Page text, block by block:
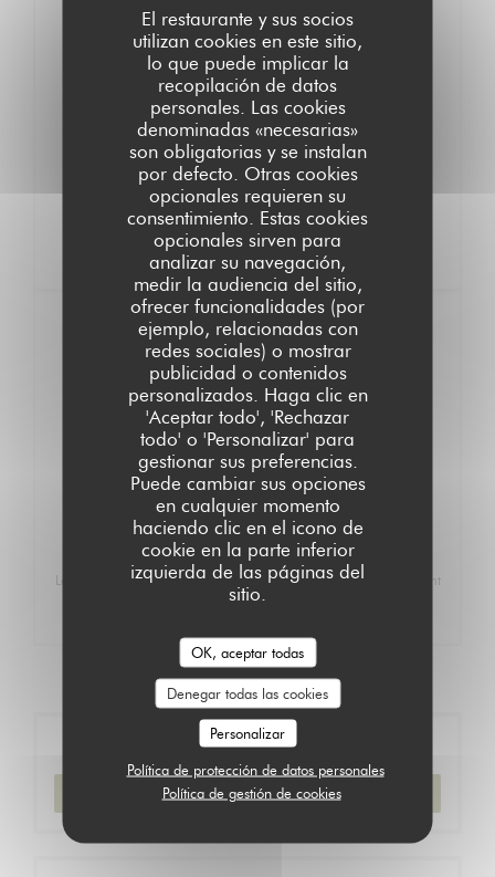
El restaurante y sus socios
utilizan cookies en este sitio,
lo que puede implicar la
recopilación de datos
personales. Las cookies
denominadas «necesarias»
son obligatorias y se instalan
por defecto. Otras cookies
opcionales requieren su
consentimiento. Estas cookies
opcionales sirven para
analizar su navegación,
medir la audiencia del sitio,
ofrecer funcionalidades (por
ejemplo, relacionadas con
redes sociales) o mostrar
publicidad o contenidos
personalizados. Haga clic en
'Aceptar todo', 'Rechazar
todo' o 'Personalizar' para
gestionar sus preferencias.
Puede cambiar sus opciones
en cualquier momento
haciendo clic en el icono de
cookie en la parte inferior
izquierda de las páginas del
sitio.
OK, aceptar todas
Denegar todas las cookies
Personalizar
Política de protección de datos personales
Política de gestión de cookies
Mousse chocolat
, crumble de sarrasin
LISTA DE ALÉRGENOS
Biscuit génoise, gelée de rhubarbe
, crème vanille comptée de rhubarbe
LISTA DE ALÉRGENOS
Dessert atypique
Dessert à base de légumes selon l inspiration de Mikoto
LISTA DE ALÉRGENOS
Formules
Formule Découverte
42,00 EUR
3 plats + 1 dessert au choix
Formule dégustation
51,00 EUR
Les 5 plats en version dégustations + 1 dessert au choix
Le restaurant est ouvert du jeudi soir au lundi soir, Il est fortement
recommandé de toujours réserver à l'avance. Nous nous
Reserva
RESERVAR UNA MESA